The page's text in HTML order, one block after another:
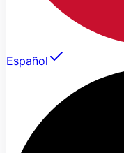
Español